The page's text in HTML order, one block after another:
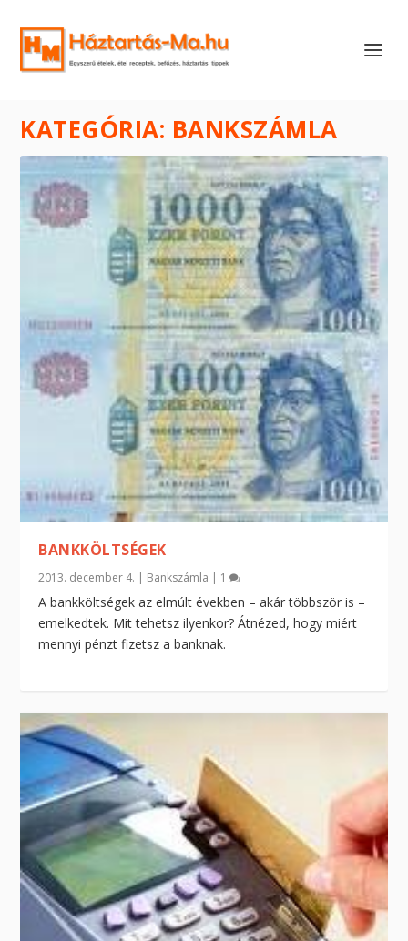
KATEGÓRIA: BANKSZÁMLA
BANKKÖLTSÉGEK
2013. december 4. | Bankszámla | 1
A bankköltségek az elmúlt években – akár többször is –
emelkedtek. Mit tehetsz ilyenkor? Átnézed, hogy miért
mennyi pénzt fizetsz a banknak.